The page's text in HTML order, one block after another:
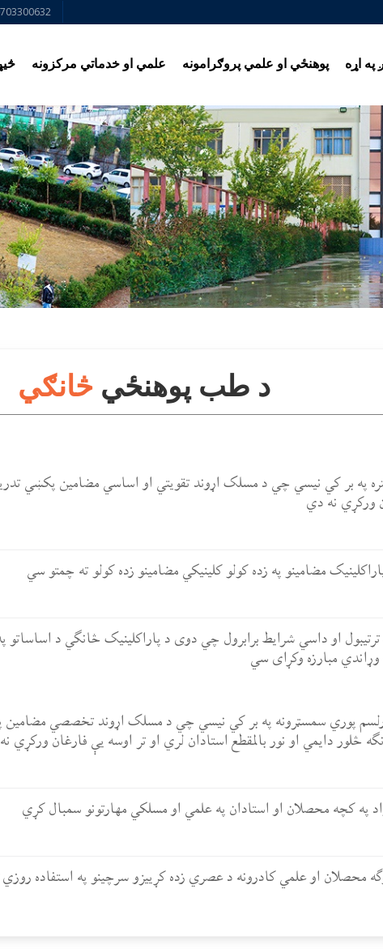
علمي او خدماتي مرکزونه پوهنځي او علمي پروګرامونه په اړه
د طب پوهنځي څانګي
په بر کي نیسي چي د مسلک اړوند تقویتي او اساسي مضامین پکښي
ورکړي نه دي
مضامینو په زده کولو کلینیکي مضامینو زده کولو ته چمتو سي
ترتیبول او داسي شرایط برابرول چي دوی د پاراکلینیک څانګي د
مبارزه وکړای سي
پوري سمسټرونه په بر کي نیسي چي د مسلک اړوند تخصصي مضامین
څلور دایمي او نور بالمقطع استادان لري او تر اوسه یې فارغان ورکړي
کچه محصلان او استادان په علمي او مسلکي مهارتونو سمبال کړي
محصلان او علمي کادرونه د عصري زده کړییزو سرچینو په استفاده